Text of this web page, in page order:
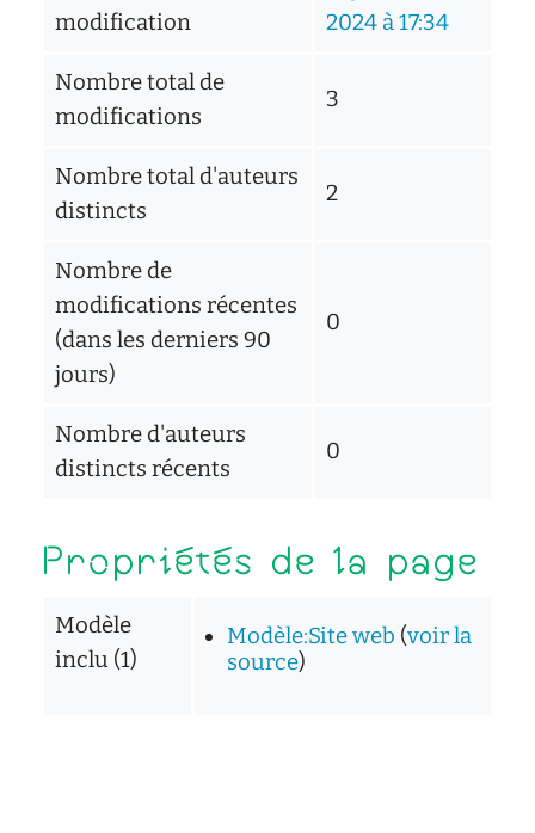
modification
2024 à 17:34
Nombre total de
modifications
3
Nombre total d'auteurs
distincts
2
Nombre de
modifications récentes
(dans les derniers 90
jours)
0
Nombre d'auteurs
distincts récents
0
Propriétés de la page
Modèle
inclu (1)
Modèle:Site web (voir la
source)